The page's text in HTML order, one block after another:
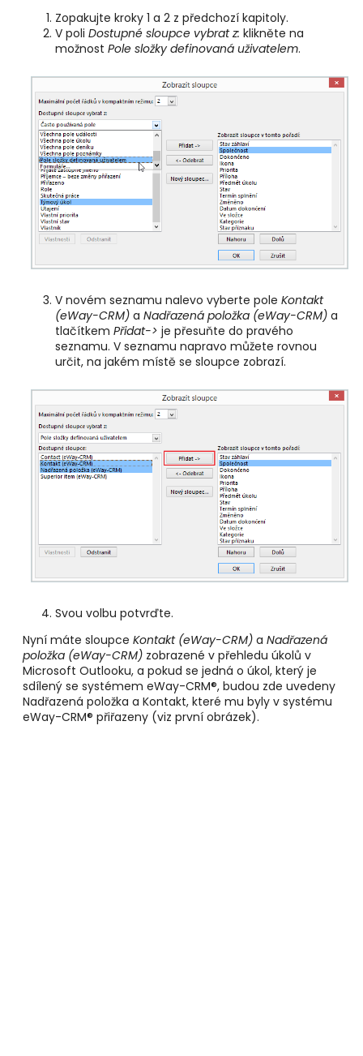
Zopakujte kroky 1 a 2 z předchozí kapitoly.
V poli Dostupné sloupce vybrat z: klikněte na
možnost Pole složky definovaná uživatelem.
V novém seznamu nalevo vyberte pole Kontakt
(eWay-CRM) a Nadřazená položka (eWay-CRM) a
tlačítkem Přidat-> je přesuňte do pravého
seznamu. V seznamu napravo můžete rovnou
určit, na jakém místě se sloupce zobrazí.
Svou volbu potvrďte.
Nyní máte sloupce Kontakt (eWay-CRM) a Nadřazená
položka (eWay-CRM) zobrazené v přehledu úkolů v
Microsoft Outlooku, a pokud se jedná o úkol, který je
sdílený se systémem eWay-CRM®, budou zde uvedeny
Nadřazená položka a Kontakt, které mu byly v systému
eWay-CRM® přiřazeny (viz první obrázek).